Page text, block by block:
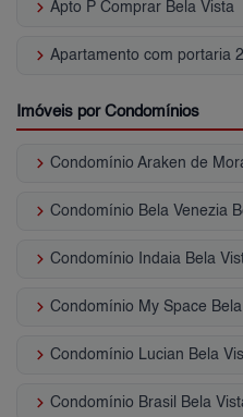
keyboard_arrow_right Apto P Comprar Bela Vista
keyboard_arrow_right
Imóveis por Condomínios
keyboard_arrow_right Condomínio Araken de
keyboard_arrow_right Condomínio Bela Venezia
keyboard_arrow_right Condomínio Indaia Bela
keyboard_arrow_right Condomínio My Space
keyboard_arrow_right Condomínio Lucian Bela
keyboard_arrow_right Condomínio Brasil Bela